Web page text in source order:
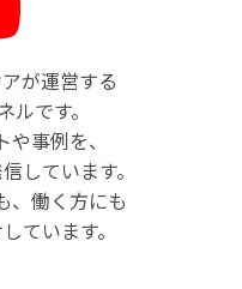
が運営する
です。
事例を、
しています。
、働く方にも
ています。